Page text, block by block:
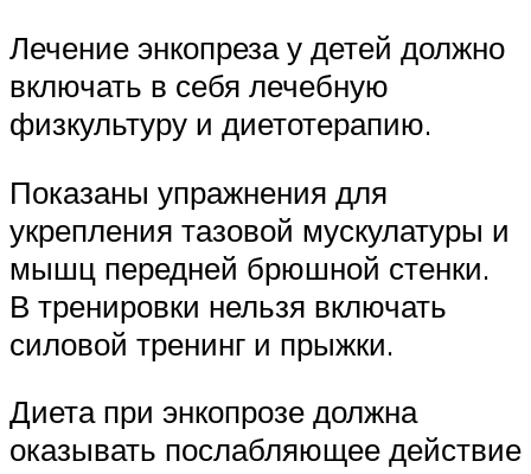
Лечение энкопреза у детей должно
включать в себя лечебную
физкультуру и диетотерапию.
Показаны упражнения для
укрепления тазовой мускулатуры и
мышц передней брюшной стенки.
В тренировки нельзя включать
силовой тренинг и прыжки.
Диета при энкопрозе должна
оказывать послабляющее действие